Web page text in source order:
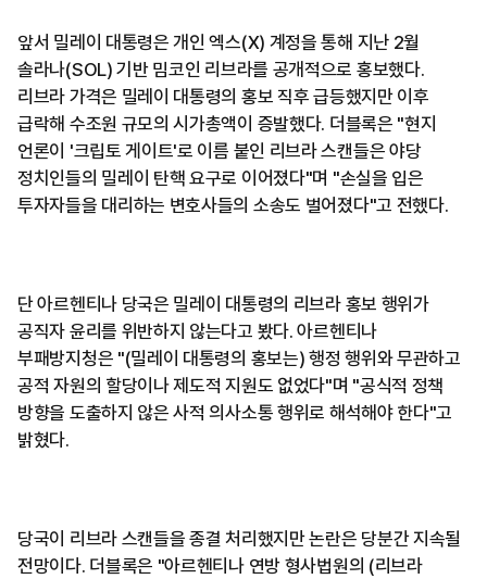
앞서 밀레이 대통령은 개인 엑스(X) 계정을 통해 지난 2월
솔라나(SOL) 기반 밈코인 리브라를 공개적으로 홍보했다.
리브라 가격은 밀레이 대통령의 홍보 직후 급등했지만 이후
급락해 수조원 규모의 시가총액이 증발했다. 더블록은 "현지
언론이 '크립토 게이트'로 이름 붙인 리브라 스캔들은 야당
정치인들의 밀레이 탄핵 요구로 이어졌다"며 "손실을 입은
투자자들을 대리하는 변호사들의 소송도 벌어졌다"고 전했다.
단 아르헨티나 당국은 밀레이 대통령의 리브라 홍보 행위가
공직자 윤리를 위반하지 않는다고 봤다. 아르헨티나
부패방지청은 "(밀레이 대통령의 홍보는) 행정 행위와 무관하고
공적 자원의 할당이나 제도적 지원도 없었다"며 "공식적 정책
방향을 도출하지 않은 사적 의사소통 행위로 해석해야 한다"고
밝혔다.
당국이 리브라 스캔들을 종결 처리했지만 논란은 당분간 지속될
전망이다. 더블록은 "아르헨티나 연방 형사법원의 (리브라